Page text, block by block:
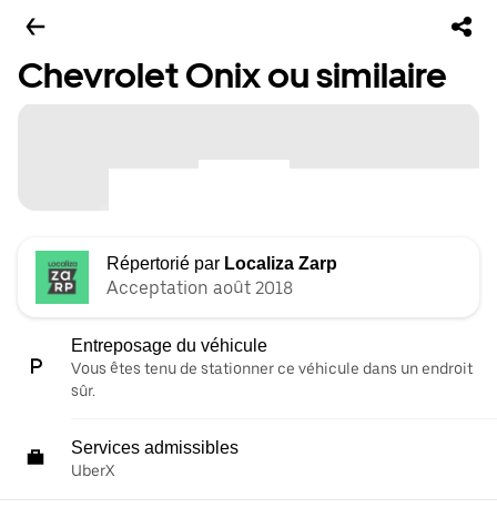
Chevrolet Onix ou similaire
Répertorié par Localiza Zarp
Acceptation août 2018
Entreposage du véhicule
Vous êtes tenu de stationner ce véhicule dans un endroit
sûr.
Services admissibles
UberX